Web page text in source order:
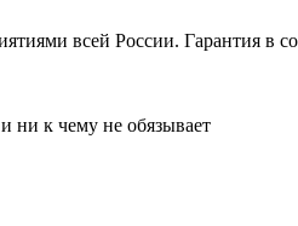
всей России. Гарантия в
ни к чему не обязывает